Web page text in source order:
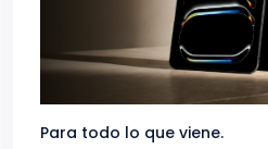
Para todo lo que viene.